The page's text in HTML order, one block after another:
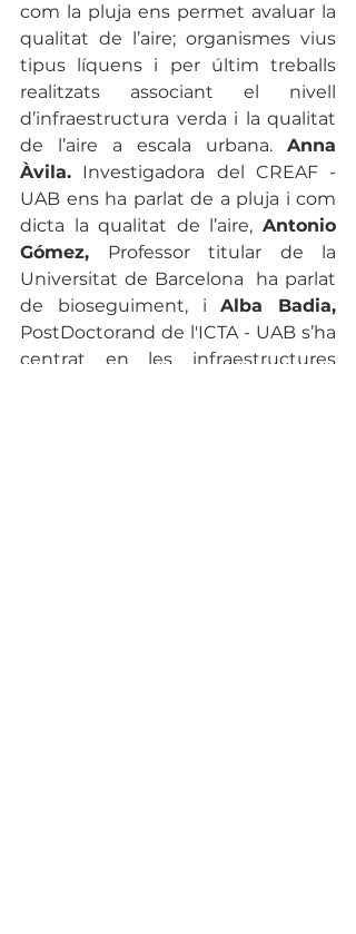
com la pluja ens permet avaluar la
qualitat de l’aire; organismes vius
tipus líquens i per últim treballs
realitzats associant el nivell
d’infraestructura verda i la qualitat
de l’aire a escala urbana. Anna
Àvila. Investigadora del CREAF -
UAB ens ha parlat de a pluja i com
dicta la qualitat de l’aire, Antonio
Gómez, Professor titular de la
Universitat de Barcelona  ha parlat
de bioseguiment, i
PostDoctorand de l'ICTA - UAB s’ha
centrat en les infraestructures